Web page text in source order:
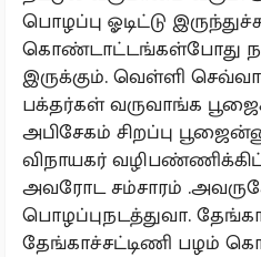
பொழப்பு ஓடிட்டு
கொண்டாட்டங்கள்போது
இருக்கும். வெள்ளி
பக்தர்கள் வருவாங்க
அபிசேகம் சிறப்பு
விநாயகர்
அவரோட சம்சாரம்
பொழப்புநடத்துவா.
தேங்காச்சட்டிணி பழம்